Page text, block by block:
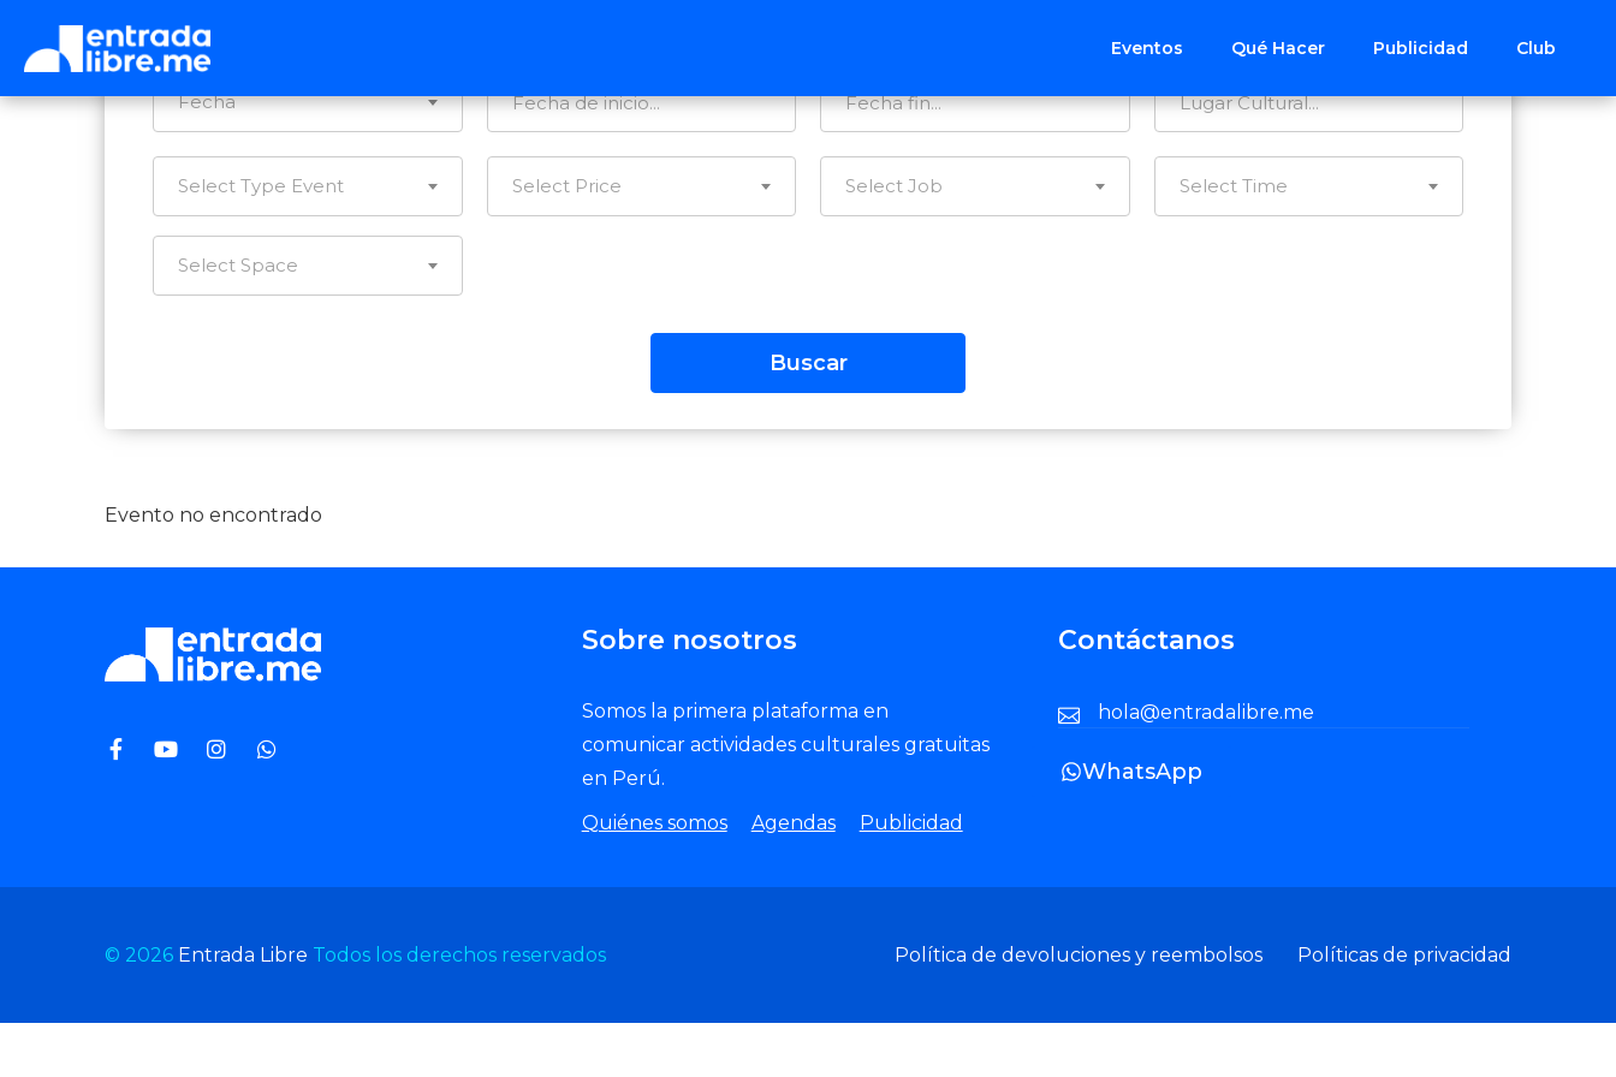
Eventos Qué Hacer Publicidad Club
Fecha
Select Type Event Select Price Select Job Select Time
Select Space
Evento no encontrado
Sobre nosotros
Somos la primera plataforma en
comunicar actividades culturales gratuitas
en Perú.
Quiénes somos
Agendas Publicidad
Contáctanos
hola@entradalibre.me
WhatsApp
© 2026 Entrada Libre Todos los derechos reservados Política de devoluciones y reembolsos Políticas de privacidad